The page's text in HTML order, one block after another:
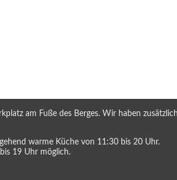
am Fuße des Berges. Wir haben
warme Küche von 11:30 bis 20 Uhr.
19 Uhr möglich.